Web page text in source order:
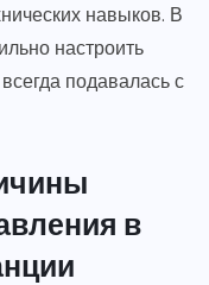
навыков. В
настроить
подавалась с
в